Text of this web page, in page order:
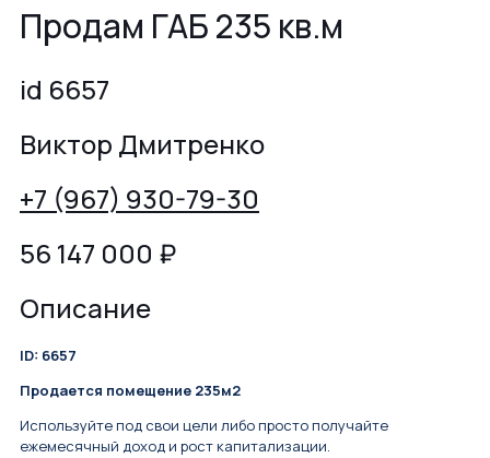
Продам ГАБ 235 кв.м
id 6657
Виктор Дмитренко
+7 (967) 930-79-30
56 147 000 ₽
Описание
ID: 6657
Продается помещение 235м2
Используйте под свои цели либо просто получайте
ежемесячный доход и рост капитализации.